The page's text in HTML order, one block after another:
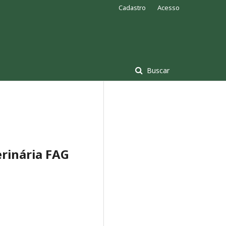
Buscar
Cadastro Acesso
FAG